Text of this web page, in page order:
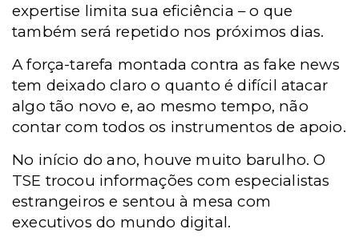
expertise limita sua eficiência – o que
também será repetido nos próximos dias.
A força-tarefa montada contra as fake news
tem deixado claro o quanto é difícil atacar
algo tão novo e, ao mesmo tempo, não
contar com todos os instrumentos de apoio.
No início do ano, houve muito barulho. O
TSE trocou informações com especialistas
estrangeiros e sentou à mesa com
executivos do mundo digital.